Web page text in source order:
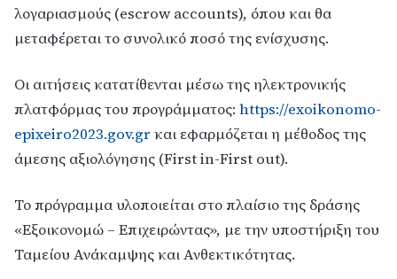
λογαριασμούς (escrow accounts), όπου και θα
μεταφέρεται το συνολικό ποσό της ενίσχυσης.
Οι αιτήσεις κατατίθενται μέσω της ηλεκτρονικής
πλατφόρμας του προγράμματος: https://exoikonomo-
epixeiro2023.gov.grκαι εφαρμόζεται η μέθοδος της
άμεσης αξιολόγησης (First in-First out).
Το πρόγραμμα υλοποιείται στο πλαίσιο της δράσης
«Εξοικονομώ – Επιχειρώντας», με την υποστήριξη του
Ταμείου Ανάκαμψης και Ανθεκτικότητας.